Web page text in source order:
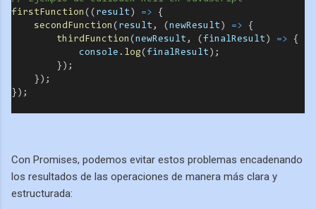
firstFunction (( result ) => {
secondFunction ( result , ( newResult ) => {
thirdFunction ( newResult , ( finalResult ) => {
console . log( finalResult );
});
});
});
Con Promises, podemos evitar estos problemas encadenando
los resultados de las operaciones de manera más clara y
estructurada: